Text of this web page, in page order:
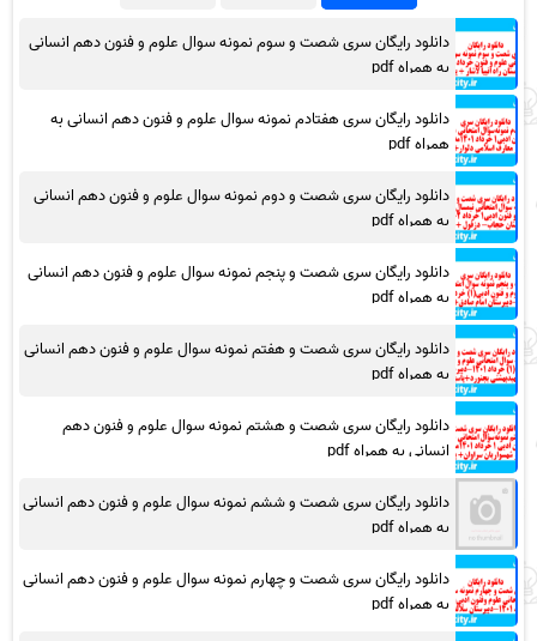
دانلود رایگان سری شصت و سوم نمونه سوال علوم و فنون دهم انسانی
به همراه pdf
دانلود رایگان سری هفتادم نمونه سوال علوم و فنون دهم انسانی به
همراه pdf
دانلود رایگان سری شصت و دوم نمونه سوال علوم و فنون دهم انسانی
به همراه pdf
دانلود رایگان سری شصت و پنجم نمونه سوال علوم و فنون دهم انسانی
به همراه pdf
دانلود رایگان سری شصت و هفتم نمونه سوال علوم و فنون دهم انسانی
به همراه pdf
دانلود رایگان سری شصت و هشتم نمونه سوال علوم و فنون دهم
انسانی به همراه pdf
دانلود رایگان سری شصت و ششم نمونه سوال علوم و فنون دهم انسانی
به همراه pdf
دانلود رایگان سری شصت و چهارم نمونه سوال علوم و فنون دهم انسانی
به همراه pdf